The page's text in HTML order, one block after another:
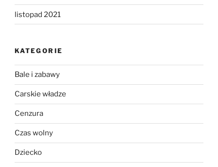
listopad 2021
KATEGORIE
Bale i zabawy
Carskie władze
Cenzura
Czas wolny
Dziecko